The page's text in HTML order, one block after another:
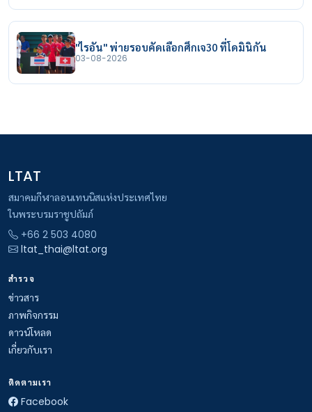
"ไรอัน" พ่ายรอบคัดเลือกศึกเจ30 ที่โดมินิกัน
03-08-2026
LTAT
สมาคมกีฬาลอนเทนนิสแห่งประเทศไทย
ในพระบรมราชูปถัมภ์
+66 2 503 4080
ltat_thai@ltat.org
สำรวจ
ข่าวสาร
ภาพกิจกรรม
ดาวน์โหลด
เกี่ยวกับเรา
ติดตามเรา
Facebook